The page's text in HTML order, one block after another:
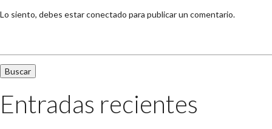
Lo siento, debes estarconectado para publicar un comentario.
Entradas recientes